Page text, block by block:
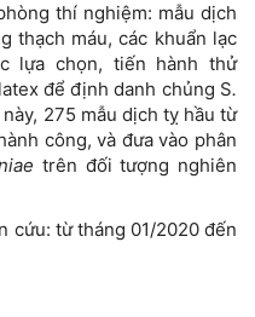
thí nghiệm: mẫu dịch
thạch máu, các khuẩn lạc
lựa chọn, tiến hành thử
để định danh chủng S.
275 mẫu dịch tỵ hầu từ
công, và đưa vào phân
trên đối tượng nghiên
cứu: từ tháng 01/2020 đến